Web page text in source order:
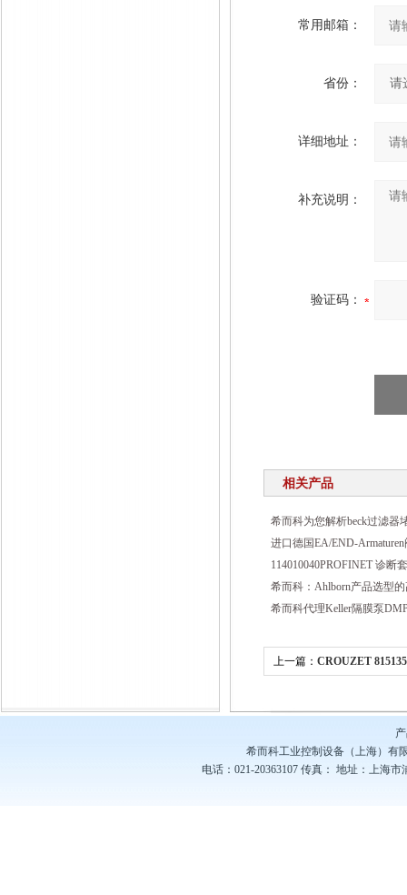
常用邮箱：
省份：
详细地址：
补充说明：
验证码：
相关产品
希而科为您解析beck过滤器
进口德国EA/END-
114010040PROFINET 诊断
希而科：Ahlborn产品选型
希而科代理Keller隔膜泵
上一篇：CROUZET
希而科工业控制设备（上海）有
电话：021-20363107 传真： 地址：上海市